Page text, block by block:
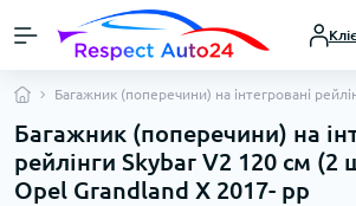
Багажник (поперечини) на інтегровані
Багажник (поперечини) на
рейлінги Skybar V2 120 см (2
Opel Grandland X 2017- рр